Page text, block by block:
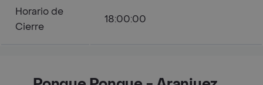
Horario de
Cierre
18:00:00